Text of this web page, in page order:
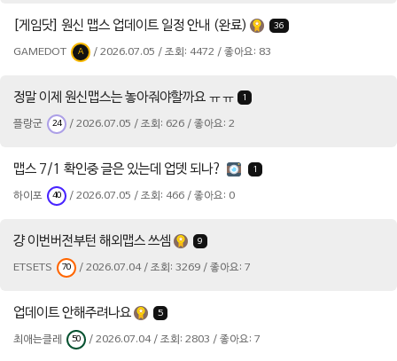
[게임닷] 원신 맵스 업데이트 일정 안내 (완료) 36
GAMEDOT A / 2026.07.05 / 조회: 4472 / 좋아요: 83
정말 이제 원신맵스는 놓아줘야할까요 ㅠㅠ 1
플랑군 24 / 2026.07.05 / 조회: 626 / 좋아요: 2
맵스 7/1 확인중 글은 있는데 업뎃 되나? 1
하이포 40 / 2026.07.05 / 조회: 466 / 좋아요: 0
걍 이번버전부턴 해외맵스 쓰셈 9
ETSETS 70 / 2026.07.04 / 조회: 3269 / 좋아요: 7
업데이트 안해주려나요 5
최애는클레 50 / 2026.07.04 / 조회: 2803 / 좋아요: 7